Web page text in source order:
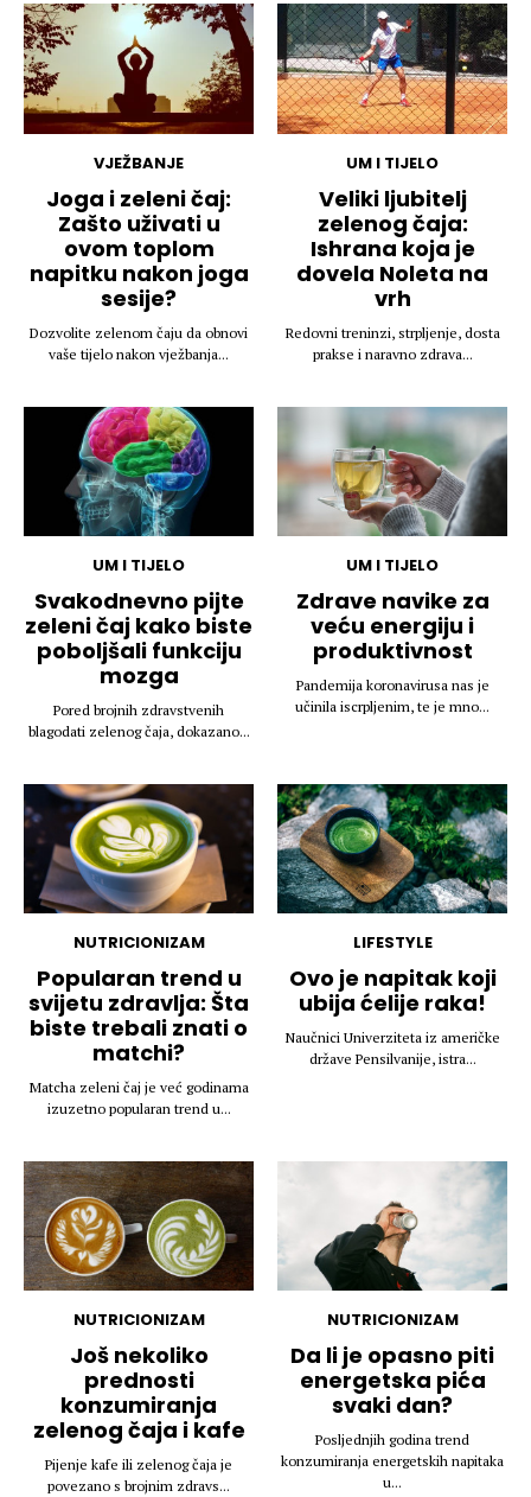
VJEŽBANJE
Joga i zeleni čaj:
Zašto uživati u
ovom toplom
napitku nakon joga
sesije?
Dozvolite zelenom čaju da obnovi
vaše tijelo nakon vježbanja...
UM I TIJELO
Veliki ljubitelj
zelenog čaja:
Ishrana koja je
dovela Noleta na
vrh
Redovni treninzi, strpljenje, dosta
prakse i naravno zdrava...
UM I TIJELO
Svakodnevno pijte
zeleni čaj kako biste
poboljšali funkciju
mozga
Pored brojnih zdravstvenih
blagodati zelenog čaja, dokazano...
UM I TIJELO
Zdrave navike za
veću energiju i
produktivnost
Pandemija koronavirusa nas je
učinila iscrpljenim, te je mno...
NUTRICIONIZAM
Popularan trend u
svijetu zdravlja: Šta
biste trebali znati o
matchi?
Matcha zeleni čaj je već godinama
izuzetno popularan trend u...
LIFESTYLE
Ovo je napitak koji
ubija ćelije raka!
Naučnici Univerziteta iz američke
države Pensilvanije, istra...
NUTRICIONIZAM
Još nekoliko
prednosti
konzumiranja
zelenog čaja i kafe
Pijenje kafe ili zelenog čaja je
povezano s brojnim zdravs...
NUTRICIONIZAM
Da li je opasno piti
energetska pića
svaki dan?
Posljednjih godina trend
konzumiranja energetskih napitaka
u...